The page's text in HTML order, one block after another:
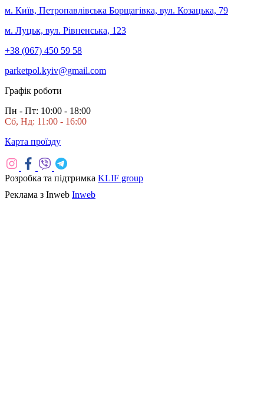
м. Київ, Петропавлівська Борщагівка, вул. Козацька, 79
м. Луцьк, вул. Рівненська, 123
+38 (067) 450 59 58
parketpol.kyiv@gmail.com
Графік роботи
Пн - Пт: 10:00 - 18:00
Сб, Нд: 11:00 - 16:00
Карта проїзду
Розробка та підтримка KLIF group
Реклама з Inweb Inweb